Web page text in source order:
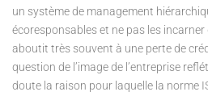
un système de management
écoresponsables et ne pas les
aboutit très souvent à une perte de
question de l’image de l’entreprise
doute la raison pour laquelle la norme